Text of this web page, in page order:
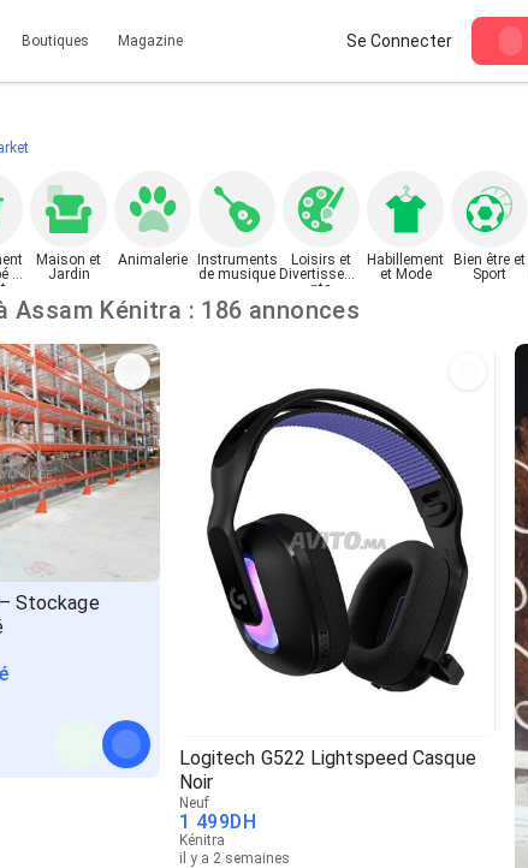
Boutiques Magazine Se Connecter
et
Maison et
Jardin
Animalerie
Instruments
de musique
Loisirs et
Divertisseme
nts
Habillement
et Mode
Bien être et
Sport
Market à Assam Kénitra : 186 annonces
Stockage
Logitech G522 Lightspeed Casque
Noir
Neuf
1 499DH
Kénitra
il y a 2 semaines